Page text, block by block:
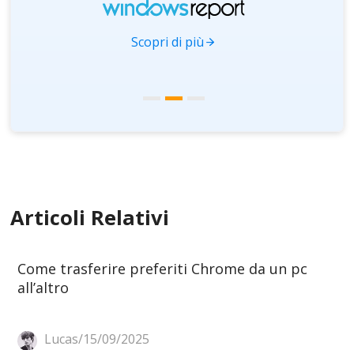
Scopri di più
Articoli Relativi
Come trasferire preferiti Chrome da un pc
all’altro
Lucas/15/09/2025